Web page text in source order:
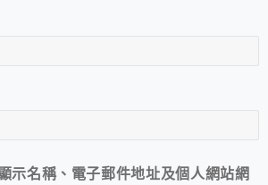
示名稱、電子郵件地址及個人網站網